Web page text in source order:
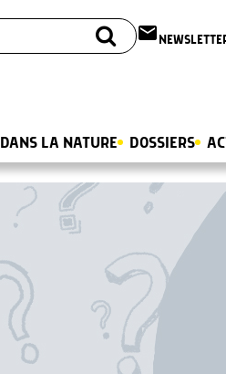
email
DANS LA NATURE DOSSIERS